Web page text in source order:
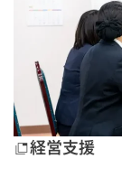
経営支援